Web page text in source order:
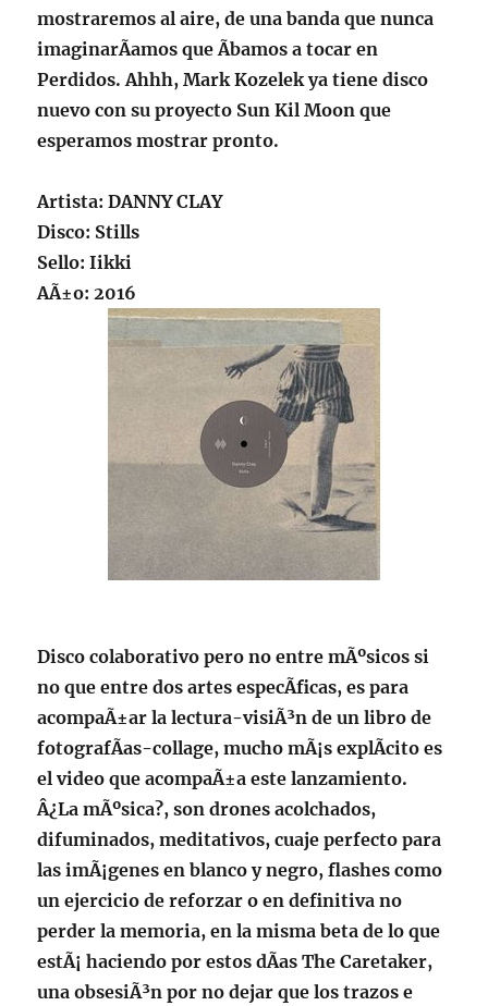
mostraremos al aire, de una banda que nunca
imaginarÃ­amos que Ã­bamos a tocar en
Perdidos. Ahhh, Mark Kozelek ya tiene disco
nuevo con su proyecto Sun Kil Moon que
esperamos mostrar pronto.
Artista:DANNY CLAY
Disco: Stills
Sello: Iikki
AÃ±o: 2016
Disco colaborativo pero no entre mÃºsicos si
no que entre dos artes especÃ­ficas, es para
acompaÃ±ar la lectura-visiÃ³n de un libro de
fotografÃ­as-collage, mucho mÃ¡s explÃ­cito es
el video que acompaÃ±a este lanzamiento.
Â¿La mÃºsica?, son drones acolchados,
difuminados, meditativos, cuaje perfecto para
las imÃ¡genes en blanco y negro, flashes como
un ejercicio de reforzar o en definitiva no
perder la memoria, en la misma beta de lo que
estÃ¡ haciendo por estos dÃ­as The Caretaker,
una obsesiÃ³n por no dejar que los trazos e